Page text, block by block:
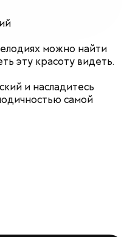
можно найти
эту красоту видеть.
и насладитесь
самой